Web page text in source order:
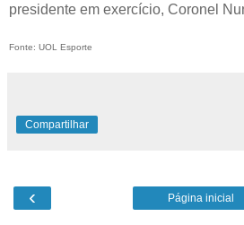
presidente em exercício, Coronel
Fonte: UOL Esporte
Compartilhar
‹ Página inicial